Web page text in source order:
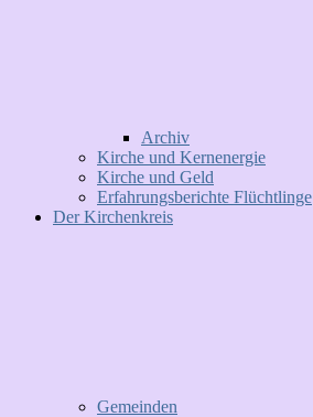
Archiv
Kirche und Kernenergie
Kirche und Geld
Erfahrungsberichte Flüchtlinge
Der Kirchenkreis
Gemeinden